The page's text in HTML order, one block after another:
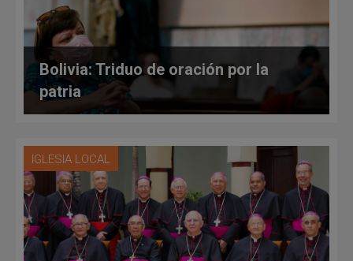
Bolivia: Triduo de oración por la
patria
IGLESIA LOCAL